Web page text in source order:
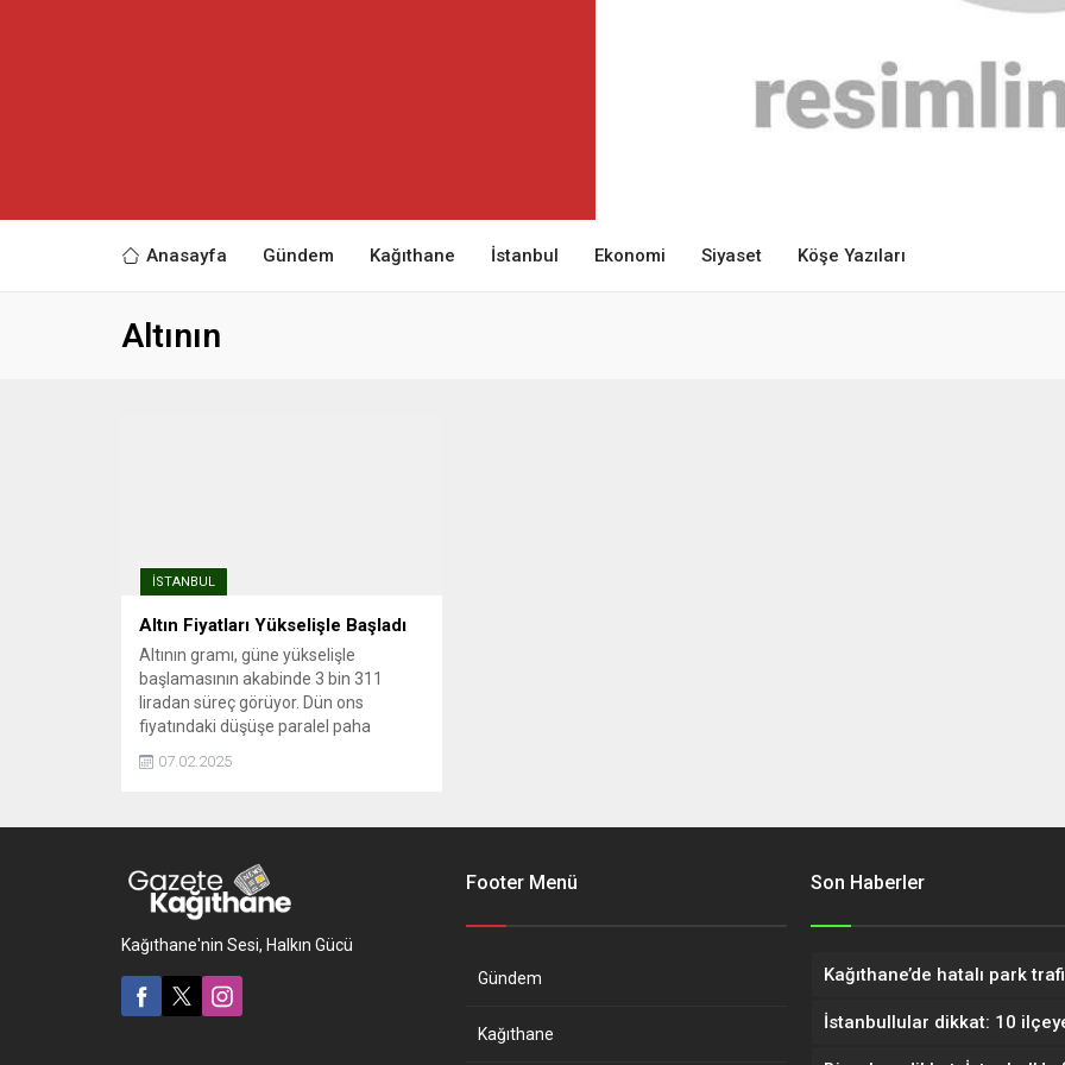
Anasayfa Gündem Kağıthane İstanbul Ekonomi Siyaset Köşe Yazıları
Altının
İSTANBUL
Altın Fiyatları Yükselişle Başladı
Altının gramı, güne yükselişle
başlamasının akabinde 3 bin 311
liradan süreç görüyor. Dün ons
fiyatındaki düşüşe paralel paha
evvelki kapanışa nazaran yüzde 0,2
07.02.2025
Kağıthane'nin Sesi, Halkın Gücü
Footer Menü
Gündem
Kağıthane
Son Haberler